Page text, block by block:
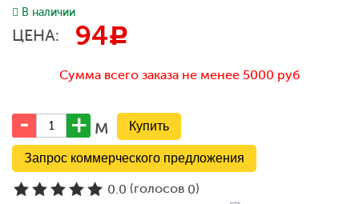
В наличии
ЦЕНА: 94c
Сумма всего заказа не менее 5000 руб
м
Запрос коммерческого предложения
0.0 (голосов 0)